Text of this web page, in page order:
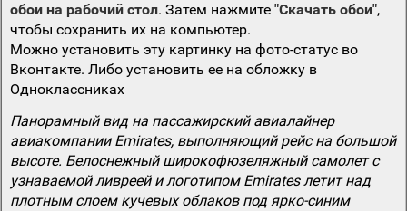
обои на рабочий стол. Затем нажмите "Скачать обои",
чтобы сохранить их на компьютер.
Можно установить эту картинку на фото-статус во
Вконтакте. Либо установить ее на обложку в
Одноклассниках
Панорамный вид на пассажирский авиалайнер
авиакомпании Emirates, выполняющий рейс на большой
высоте. Белоснежный широкофюзеляжный самолет с
узнаваемой ливреей и логотипом Emirates летит над
плотным слоем кучевых облаков под ярко-синим